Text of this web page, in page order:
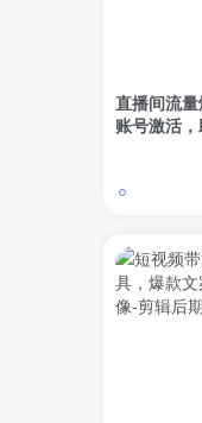
直播间流
账号激活